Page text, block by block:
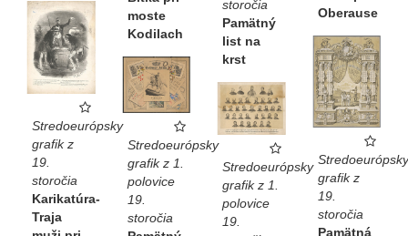
Oberause
moste
Kodilach
storočia
Pamätný
list na
krst
Stredoeurópsky
grafik z
19.
storočia
Karikatúra-
Traja
Stredoeurópsky
grafik z
19.
storočia
Pamätná
Stredoeurópsky
grafik z 1.
polovice
19.
storočia
Stredoeurópsky
grafik z 1.
polovice
19.